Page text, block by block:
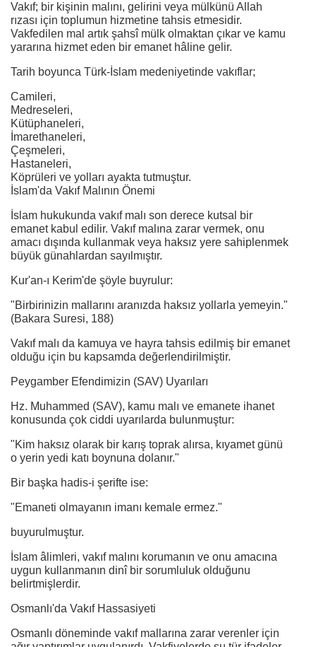
Vakıf; bir kişinin malını, gelirini veya mülkünü Allah
rızası için toplumun hizmetine tahsis etmesidir.
Vakfedilen mal artık şahsî mülk olmaktan çıkar ve kamu
yararına hizmet eden bir emanet hâline gelir.
Tarih boyunca Türk-İslam medeniyetinde vakıflar;
Camileri,
Medreseleri,
Kütüphaneleri,
İmarethaneleri,
Çeşmeleri,
Hastaneleri,
Köprüleri ve yolları ayakta tutmuştur.
İslam'da Vakıf Malının Önemi
İslam hukukunda vakıf malı son derece kutsal bir
emanet kabul edilir. Vakıf malına zarar vermek, onu
amacı dışında kullanmak veya haksız yere sahiplenmek
büyük günahlardan sayılmıştır.
Kur'an-ı Kerim'de şöyle buyrulur:
"Birbirinizin mallarını aranızda haksız yollarla yemeyin."
(Bakara Suresi, 188)
Vakıf malı da kamuya ve hayra tahsis edilmiş bir emanet
olduğu için bu kapsamda değerlendirilmiştir.
Peygamber Efendimizin (SAV) Uyarıları
Hz. Muhammed (SAV), kamu malı ve emanete ihanet
konusunda çok ciddi uyarılarda bulunmuştur:
"Kim haksız olarak bir karış toprak alırsa, kıyamet günü
o yerin yedi katı boynuna dolanır."
Bir başka hadis-i şerifte ise:
"Emaneti olmayanın imanı kemale ermez."
buyurulmuştur.
İslam âlimleri, vakıf malını korumanın ve onu amacına
uygun kullanmanın dinî bir sorumluluk olduğunu
belirtmişlerdir.
Osmanlı'da Vakıf Hassasiyeti
Osmanlı döneminde vakıf mallarına zarar verenler için